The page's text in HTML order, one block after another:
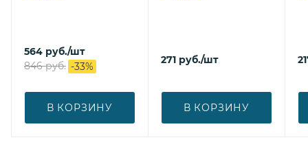
564 руб./шт
846руб. -33%
В КОРЗИНУ
271 руб./шт
В КОРЗИНУ